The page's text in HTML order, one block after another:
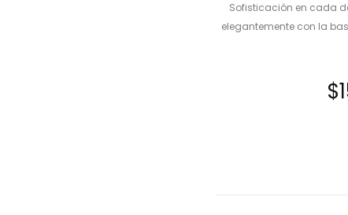
Sofisticación en cada
elegantemente con la
$